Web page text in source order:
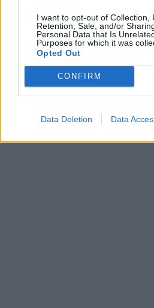
I want to opt-out of Collection,
Retention, Sale, and/or
Personal Data that Is
Purposes for which it was
Opted Out
CONFIRM
Data Deletion Data